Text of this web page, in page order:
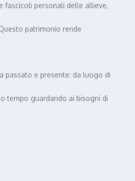
fascicoli personali delle allieve,
patrimonio rende
passato e presente: da luogo di
tempo guardando ai bisogni di